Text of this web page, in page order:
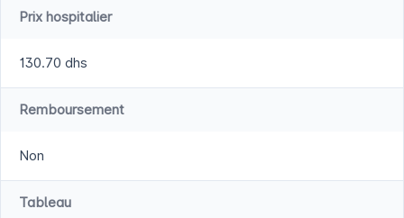
Prix hospitalier
130.70 dhs
Remboursement
Non
Tableau